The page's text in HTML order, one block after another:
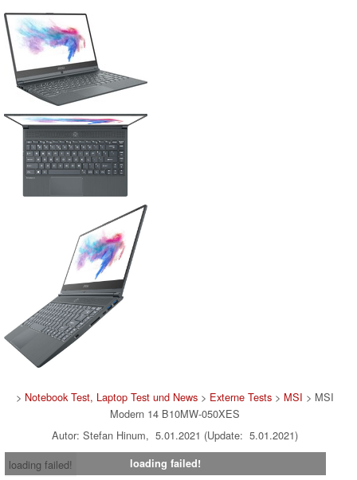
> Notebook Test, Laptop Test und News> Externe Tests> MSI > MSI
Modern 14 B10MW-050XES
Autor: Stefan Hinum, 5.01.2021 (Update: 5.01.2021)
loading failed!
loading failed!